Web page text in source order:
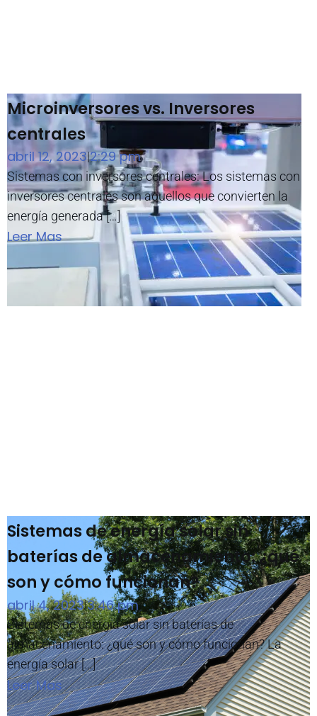
Microinversores vs. Inversores
centrales
abril 12, 2023|2:29 pm
Sistemas con inversores centrales: Los sistemas con
inversores centrales son aquellos que convierten la
energía generada […]
Leer Mas
Sistemas de energía solar sin
baterías de almacenamiento: ¿qué
son y cómo funcionan?
abril 4, 2023|3:46 pm
Sistemas de energía solar sin baterías de
almacenamiento: ¿qué son y cómo funcionan? La
energía solar […]
Leer Mas